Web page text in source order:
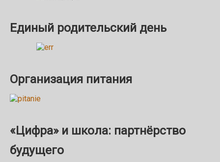
Единый родительский день
Организация питания
«Цифра» и школа: партнёрство
будущего